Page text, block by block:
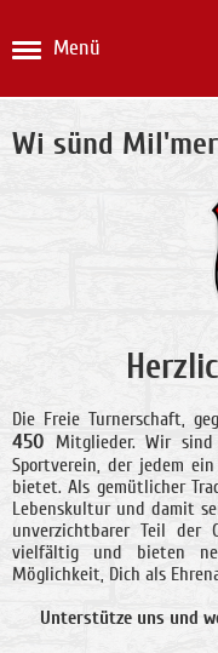
Menü
Wi sünd
Die Freie Turnerschaft,
450 Mitglieder. Wir
Sportverein, der jedem
bietet. Als gemütlicher
Lebenskultur und damit
unverzichtbarer Teil der
vielfältig und bieten
Möglichkeit, Dich als
Unterstütze uns und